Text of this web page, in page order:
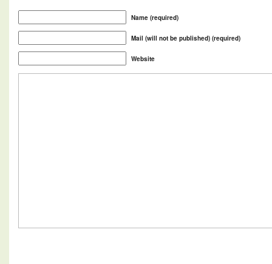
Name (required)
Mail (will not be published) (required)
Website